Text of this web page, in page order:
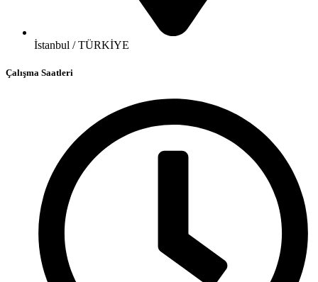
İstanbul / TÜRKİYE
Çalışma Saatleri